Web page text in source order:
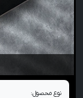
نوع محصول: